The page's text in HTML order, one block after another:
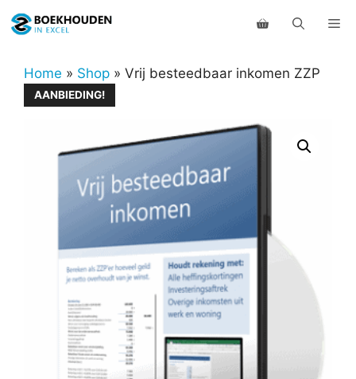
naar
inhoudHome » Shop » Vrij besteedbaar inkomen ZZP
AANBIEDING!